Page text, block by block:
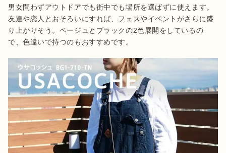
男女問わずアウトドアでも街中でも場所を選ばずに使えます。
友達や恋人とおそろいにすれば、フェスやイベントがさらに盛
り上がりそう。ベージュとブラックの2色展開をしているの
で、色違いで持つのもおすすめです。